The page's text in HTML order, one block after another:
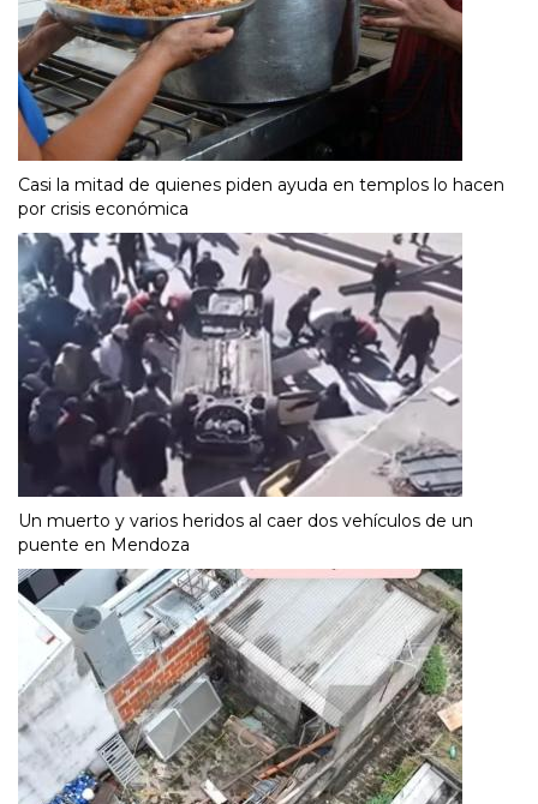
Casi la mitad de quienes piden ayuda en templos lo hacen
por crisis económica
Un muerto y varios heridos al caer dos vehículos de un
puente en Mendoza